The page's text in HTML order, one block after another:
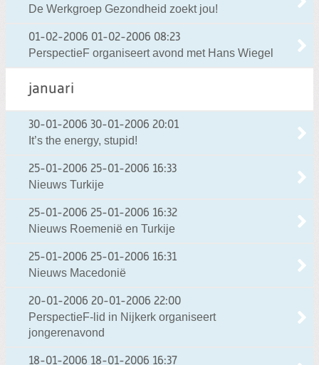
De Werkgroep Gezondheid zoekt jou!
01-02-2006 01-02-2006 08:23
PerspectieF organiseert avond met Hans Wiegel
januari
30-01-2006 30-01-2006 20:01
It’s the energy, stupid!
25-01-2006 25-01-2006 16:33
Nieuws Turkije
25-01-2006 25-01-2006 16:32
Nieuws Roemenië en Turkije
25-01-2006 25-01-2006 16:31
Nieuws Macedonië
20-01-2006 20-01-2006 22:00
PerspectieF-lid in Nijkerk organiseert
jongerenavond
18-01-2006 18-01-2006 16:37